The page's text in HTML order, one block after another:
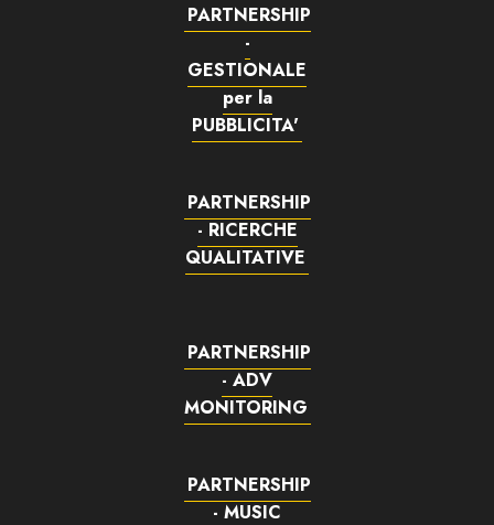
PARTNERSHIP
-
GESTIONALE
per la
PUBBLICITA'
PARTNERSHIP
- RICERCHE
QUALITATIVE
PARTNERSHIP
- ADV
MONITORING
PARTNERSHIP
- MUSIC